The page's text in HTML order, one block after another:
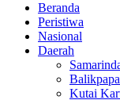
Beranda
Peristiwa
Nasional
Daerah
Kutai